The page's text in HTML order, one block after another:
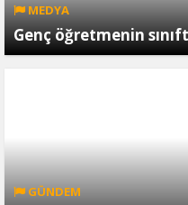
MEDYA
Genç öğretmenin
GÜNDEM